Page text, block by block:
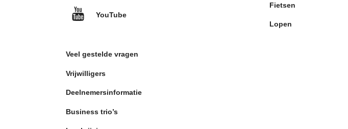
YouTube
Fietsen
Lopen
Veel gestelde vragen
Vrijwilligers
Deelnemersinformatie
Business trio’s